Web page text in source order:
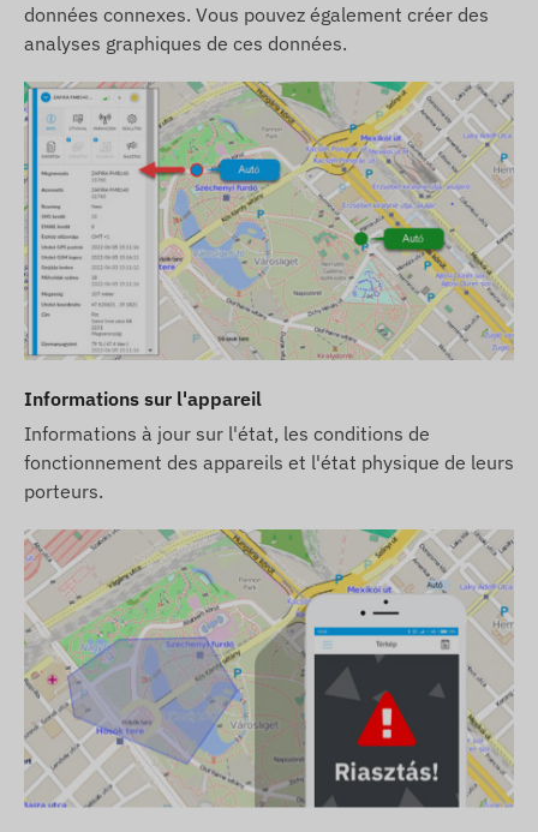
données connexes. Vous pouvez également créer des
analyses graphiques de ces données.
Informations sur l'appareil
Informations à jour sur l'état, les conditions de
fonctionnement des appareils et l'état physique de leurs
porteurs.